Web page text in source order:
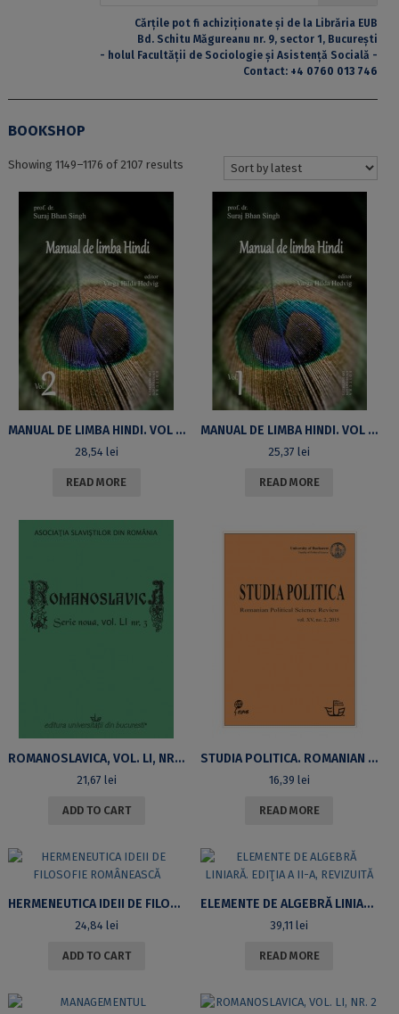
Cărțile pot fi achiziționate și de la Librăria EUB
Bd. Schitu Măgureanu nr. 9, sector 1, București
- holul Facultății de Sociologie și Asistență Socială -
Contact: +4 0760 013 746
BOOKSHOP
Showing 1149–1176 of 2107 resultsSorted
MANUAL DE LIMBA HINDI. VOL II. REEDITARE
28,54 lei
READ MORE
MANUAL DE LIMBA HINDI. VOL I. REEDITARE
25,37lei
READ MORE
ROMANOSLAVICA, VOL. LI, NR. 3
21,67 lei
ADD TO CART
STUDIA POLITICA. ROMANIAN POLITICAL SCIENCE REVIEW, VOL. XV, NO.2, 2015
16,39 lei
READ MORE
HERMENEUTICA IDEII DE FILOSOFIE ROMÂNEASCĂ
24,84 lei
ADD TO CART
ELEMENTE DE ALGEBRĂ LINIARĂ. EDIŢIA A II-A, REVIZUITĂ
39,11lei
READ MORE